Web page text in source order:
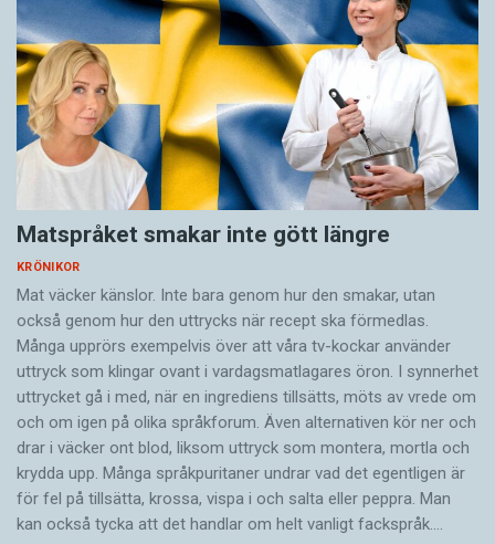
Matspråket smakar inte gött längre
KRÖNIKOR
Mat väcker känslor. Inte bara genom hur den smakar, utan
också genom hur den uttrycks när recept ska förmedlas.
Många upprörs exempelvis över att våra tv-kockar använder
uttryck som klingar ovant i vardagsmatlagares öron. I synnerhet
uttrycket gå i med, när en ingrediens tillsätts, möts av vrede om
och om igen på olika språkforum. Även alternativen kör ner och
drar i väcker ont blod, liksom uttryck som montera, mortla och
krydda upp. Många språkpuritaner undrar vad det egentligen är
för fel på tillsätta, krossa, vispa i och salta eller peppra. Man
kan också tycka att det handlar om helt vanligt fackspråk.…